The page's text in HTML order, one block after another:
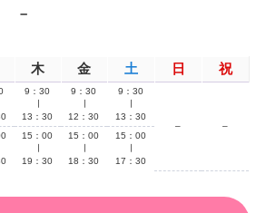
–
木 金 土 日 祝
9：30
13：30
9：30
12：30
9：30
13：30
–
–
15：00
19：30
15：00
18：30
15：00
17：30